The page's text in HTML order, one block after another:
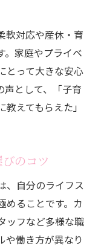
軟対応や産休・育
。家庭やプライベ
とって大きな安心
声として、「子育
えてもらえた」
のコツ
、自分のライフス
めることです。カ
ッフなど多様な職
や働き方が異なり